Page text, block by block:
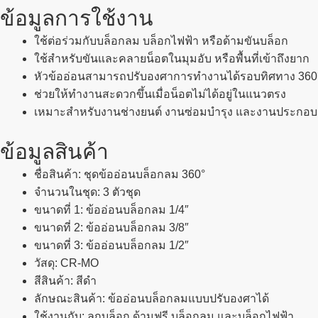
ข้อมูลการใช้งาน
ใช้ต่อร่วมกับบล็อกลม บล็อกไฟฟ้า หรือด้ามขันบล็อก
ใช้สำหรับขันและคลายน็อตในมุมอับ หรือพื้นที่เข้าถึงยาก
หัวข้ออ่อนสามารถปรับองศาการทำงานได้รอบทิศทาง
ช่วยให้ทำงานสะดวกขึ้นเมื่อน็อตไม่ได้อยู่ในแนวตรง
เหมาะสำหรับงานช่างยนต์ งานซ่อมบำรุง และงานประกอบ
ข้อมูลสินค้า
ชื่อสินค้า: ชุดข้ออ่อนบล็อกลม 360°
จำนวนในชุด: 3 ตัวชุด
ขนาดที่ 1: ข้ออ่อนบล็อกลม 1/4″
ขนาดที่ 2: ข้ออ่อนบล็อกลม 3/8″
ขนาดที่ 3: ข้ออ่อนบล็อกลม 1/2″
วัสดุ: CR-MO
สีสินค้า: สีดำ
ลักษณะสินค้า: ข้ออ่อนบล็อกลมแบบปรับองศาได้